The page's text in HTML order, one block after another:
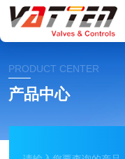
PRODUCT CENTER
产品中心